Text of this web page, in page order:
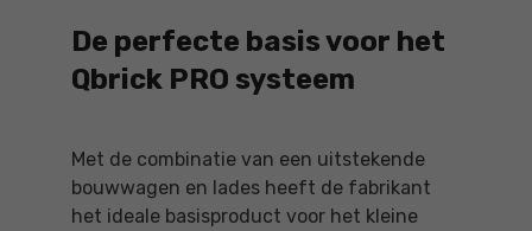
De perfecte basis voor het
Qbrick PRO systeem
Met de combinatie van een uitstekende
bouwwagen en lades heeft de fabrikant
het ideale basisproduct voor het kleine